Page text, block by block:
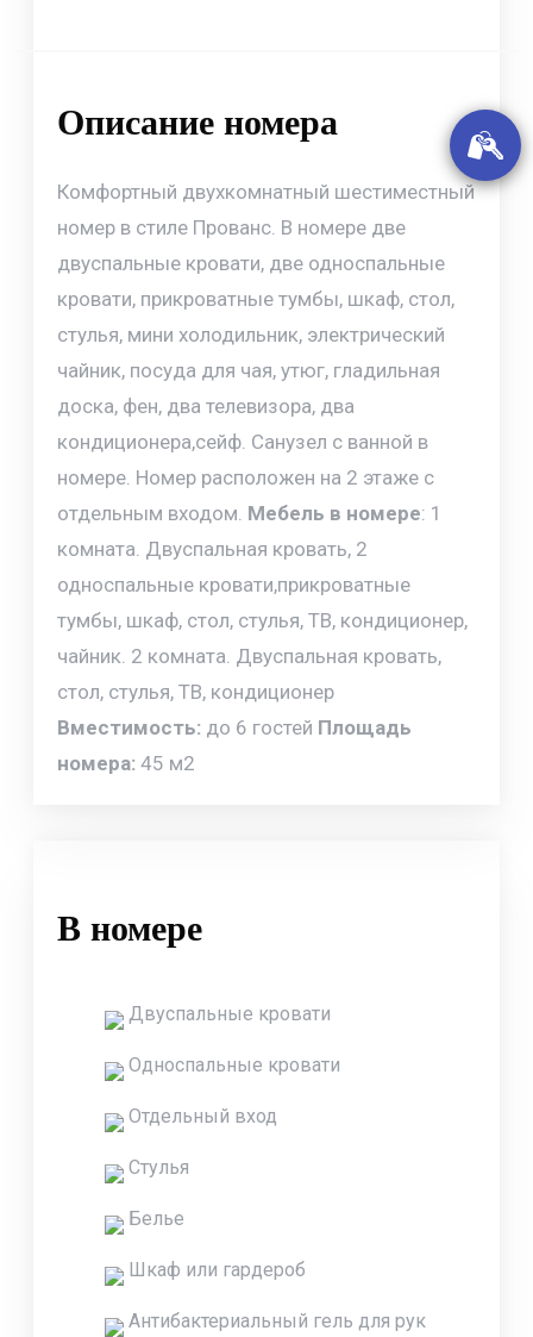
Описание номера
Комфортный двухкомнатный шестиместный
номер в стиле Прованс. В номере две
двуспальные кровати, две односпальные
кровати, прикроватные тумбы, шкаф, стол,
стулья, мини холодильник, электрический
чайник, посуда для чая, утюг, гладильная
доска, фен, два телевизора, два
кондиционера,сейф. Санузел с ванной в
номере. Номер расположен на 2 этаже с
отдельным входом. Мебель в номере: 1
комната. Двуспальная кровать, 2
односпальные кровати,прикроватные
тумбы, шкаф, стол, стулья, ТВ, кондиционер,
чайник. 2 комната. Двуспальная кровать,
стол, стулья, ТВ, кондиционер
Вместимость: до 6 гостей Площадь
номера: 45 м2
В номере
Двуспальные кровати
Односпальные кровати
Отдельный вход
Стулья
Белье
Шкаф или гардероб
Антибактериальный гель для рук